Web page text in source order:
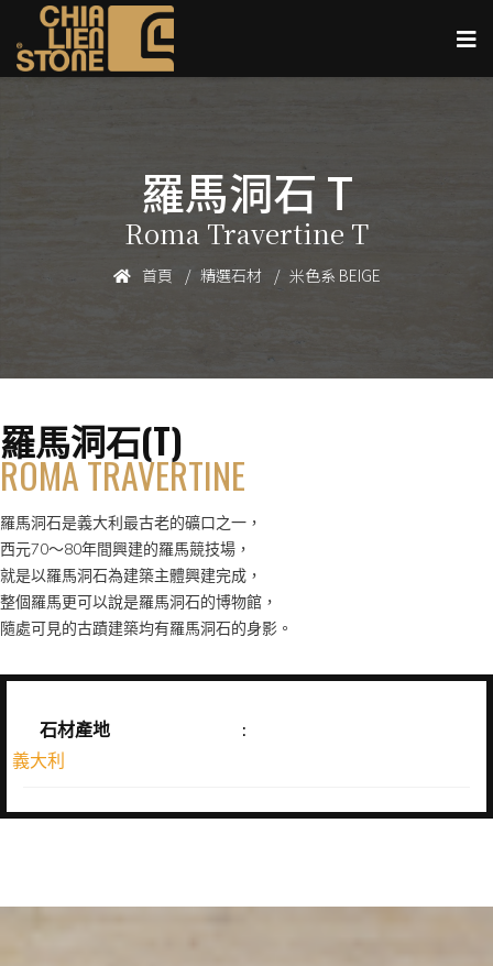
羅馬洞石 T
Roma Travertine T
首頁 精選石材 米色系 BEIGE
羅馬洞石(T)
ROMA TRAVERTINE
羅馬洞石是義大利最古老的礦口之一，
西元70～80年間興建的羅馬競技場，
就是以羅馬洞石為建築主體興建完成，
整個羅馬更可以說是羅馬洞石的博物館，
隨處可見的古蹟建築均有羅馬洞石的身影。
石材產地
:
義大利